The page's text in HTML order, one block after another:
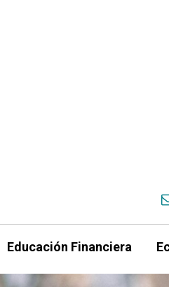
Educación Financiera